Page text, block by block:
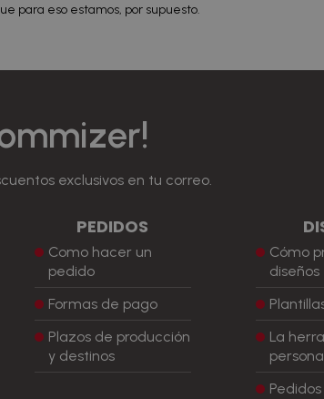
para eso estamos, por supuesto.
exclusivos en tu correo.
PEDIDOS
Como hacer un
pedido
Formas de pago
Plazos de producción
y destinos
Cómo
diseños
La